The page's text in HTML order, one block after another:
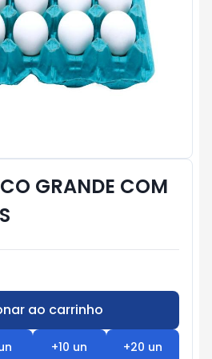
GRANDE COM
ao carrinho
+10 un +20 un